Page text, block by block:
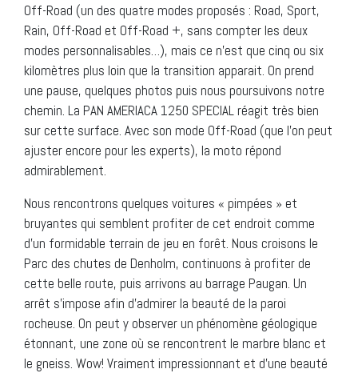
Off-Road (un des quatre modes proposés : Road, Sport,
Rain, Off-Road et Off-Road +, sans compter les deux
modes personnalisables…), mais ce n’est que cinq ou six
kilomètres plus loin que la transition apparait. On prend
une pause, quelques photos puis nous poursuivons notre
chemin. La PAN AMERIACA 1250 SPECIAL réagit très bien
sur cette surface. Avec son mode Off-Road (que l’on peut
ajuster encore pour les experts), la moto répond
admirablement.
Nous rencontrons quelques voitures « pimpées » et
bruyantes qui semblent profiter de cet endroit comme
d’un formidable terrain de jeu en forêt. Nous croisons le
Parc des chutes de Denholm, continuons à profiter de
cette belle route, puis arrivons au barrage Paugan. Un
arrêt s’impose afin d’admirer la beauté de la paroi
rocheuse. On peut y observer un phénomène géologique
étonnant, une zone où se rencontrent le marbre blanc et
le gneiss. Wow! Vraiment impressionnant et d’une beauté